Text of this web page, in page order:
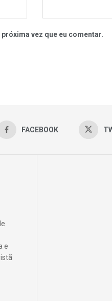
vez que eu comentar.
FACEBOOK
e